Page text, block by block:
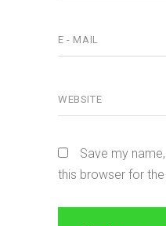
Save my
this browser for